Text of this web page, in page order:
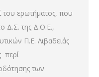
ερωτήματος, που
Δ.Σ. της Δ.Ο.Ε.,
Π.Ε. Λιβαδειάς
περί
των